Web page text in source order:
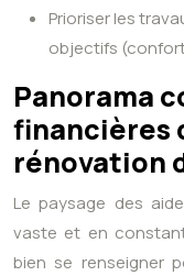
Prioriser les
objectifs
Panorama
financières
rénovation
Le paysage des
vaste et en
bien se renseigner